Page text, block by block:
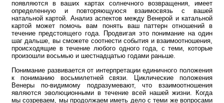
появляются в ваших картах солнечного возвращения, имеет
определенную и повторяющуюся взаимосвязь с вашей
натальной картой. Анализ аспектов между Венерой и катальной
картой может помочь вам понять ваш паттерн отношений в
течение предстоящего года. Продвигая это понимание на один
шаг дальше, вы сможете соотнести события и взаимоотношения,
происходящие в течение любого одного года, с теми, которые
произошли восьмью и шестнадцатью годами раньше.
Понимание развивается от интерпретации единичного положения
к пониманию восьмилетней связи. Циклические положения
Венеры по-видимому подразумевают, что взаимоотношения
являются эволюционными в течение всей нашей жизни. Когда
мы созреваем, мы продолжаем иметь дело с теми же вопросами